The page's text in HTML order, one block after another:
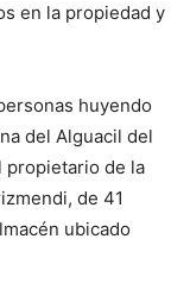
en la propiedad y
huyendo
del Alguacil del
propietario de la
de 41
ubicado